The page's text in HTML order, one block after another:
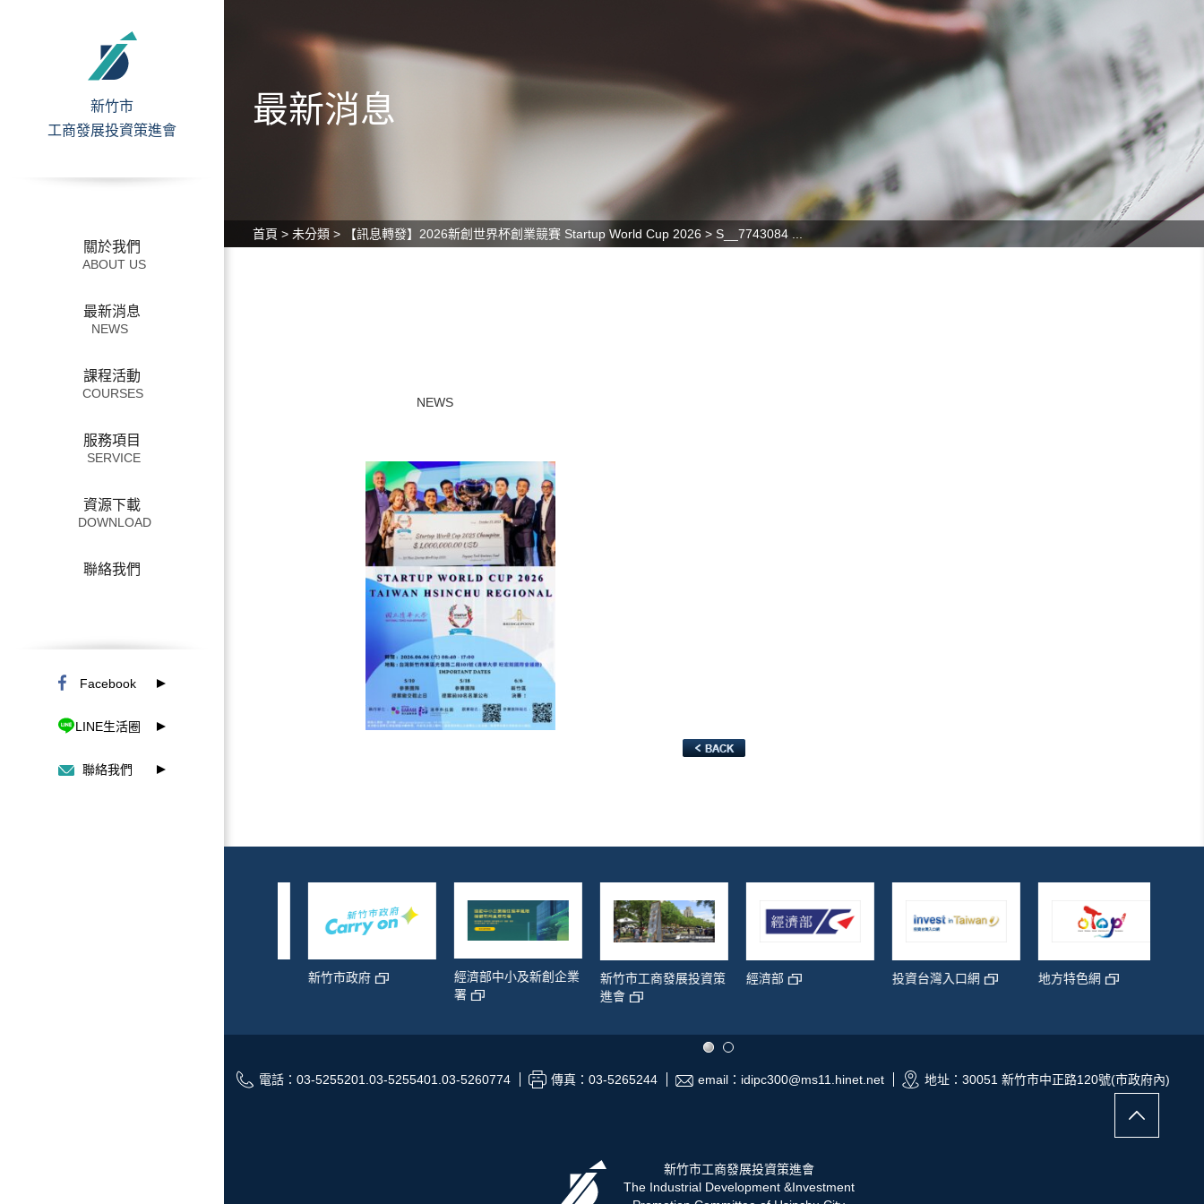
新竹市
工商發展投資策進會
關於我們
最新消息
課程活動
服務項目
資源下載
聯絡我們
Facebook
LINE生活圈
聯絡我們
產業發展概要
新竹市地理位置
重大投資政策
最新消息
首頁 > 未分類 > 【訊息轉發】2026新創世界杯創業競賽 Startup World Cup 2026 > S__7743084 ...
NEWS
新竹市政府
經濟部中小及新創企業
新竹市工商發展投資策
進會
經濟部 投資台灣入口網 地方特色網
電話：03-5255201.03-5255401.03-5260774 傳真：03-5265244 email：idipc300@ms11.hinet.net 地址：30051 新竹市中正路120號(市政府內)
新竹市工商發展投資策進會
The Industrial Development &Investment